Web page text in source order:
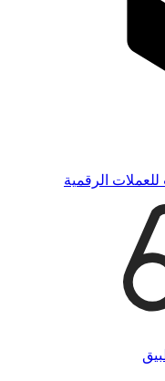
الرقمية